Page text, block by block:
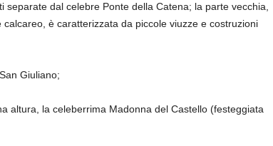
separate dal celebre Ponte della Catena; la parte vecchia,
è caratterizzata da piccole viuzze e costruzioni
Giuliano;
altura, la celeberrima Madonna del Castello (festeggiata